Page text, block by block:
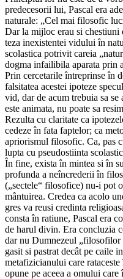
predecesorii lui, Pascal era
naturale: „Cel mai filosofic
Dar la mijloc erau si
teza inexistentei vidului în
scolastica potrivit careia
dogma infailibila aparata prin
Prin cercetarile întreprinse în
falsitatea acestei ipoteze
vid, dar de acum trebuia sa se
este animata, nu poate sa
Rezulta cu claritate ca
cedeze în fata faptelor; ca
apriorismul filosofic. Ca, pas
lupta cu pseudostiinta
În fine, exista în mintea si în
profunda a neîncrederii în
(„sectele“ filosofice) nu-i pot
mântuirea. Credea ca acolo
gres va reusi credinta
consta în ratiune, Pascal era
de harul divin. Era concluzia
dar nu Dumnezeul „filosofilor
gasit si pastrat decât pe caile
metafizicianului care
opune pe aceea a omului